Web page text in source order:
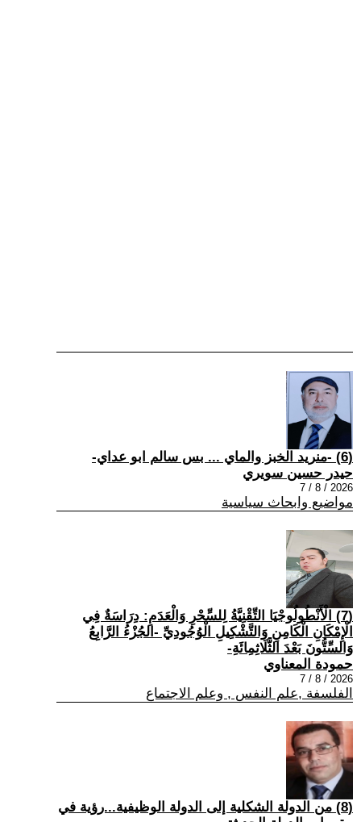
(6) -منريد الخبز والماي ... بس سالم ابو عداي-
حيدر حسين سويري
2026 / 8 / 7
مواضيع وابحاث سياسية
(7) الْأَنْطُولُوجْيَا التِّقْنِيَّةُ لِلسِّحْرِ وَالْعَدَمِ: دِرَاسَةٌ فِي
الْإِمْكَانِ الْكَامِنِ وَالتَّشْكِيلِ الْوُجُودِيِّ -الجُزْءُ الرَّابِعُ
وَالسِّتُّونَ بَعْدَ الثَّلَاثِمِائَةِ-
حمودة المعناوي
2026 / 8 / 7
الفلسفة ,علم النفس , وعلم الاجتماع
(8) من الدولة الشكلية إلى الدولة الوظيفية...رؤية في